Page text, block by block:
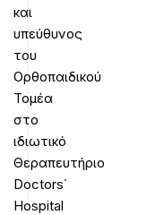
και
υπεύθυνος
του
Ορθοπαιδικού
Τομέα
στο
ιδιωτικό
Θεραπευτήριο
Doctors΄
Hospital